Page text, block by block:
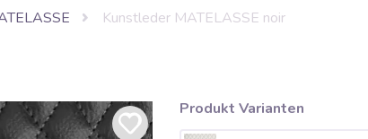
Kunstleder MATELASSE noir
Produkt Varianten